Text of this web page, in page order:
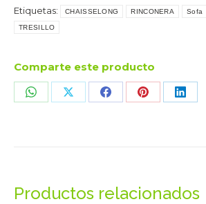
Etiquetas:
CHAISSELONG RINCONERA Sofa
TRESILLO
Comparte este producto
Share Share Share Share Share
Productos relacionados